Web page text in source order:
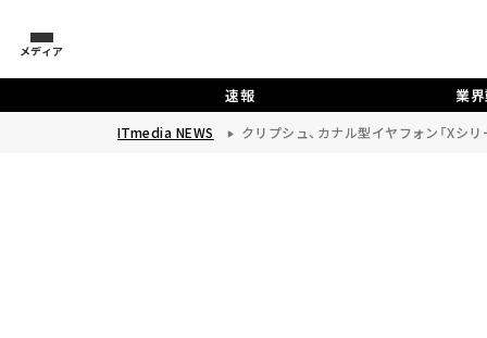
メディア
速報 業
ITmedia NEWS クリプシュ、カナル型イヤフォン「Xシ